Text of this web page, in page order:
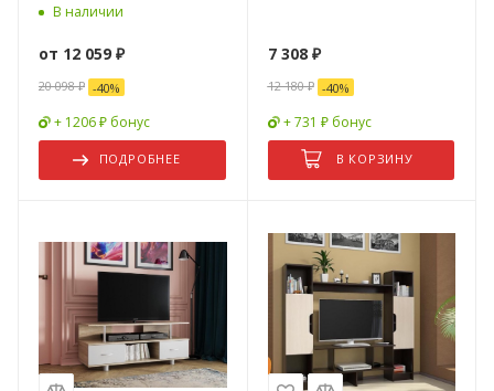
В наличии
от 12 059 ₽
20 098 ₽ -40%
+ 1206 ₽ бонус
ПОДРОБНЕЕ
7 308₽
12 180₽ -40%
+ 731 ₽ бонус
В КОРЗИНУ